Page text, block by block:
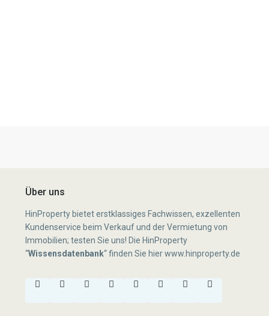
Über uns
HinProperty bietet erstklassiges Fachwissen, exzellenten
Kundenservice beim Verkauf und der Vermietung von
Immobilien; testen Sie uns! Die HinProperty
“Wissensdatenbank“finden Sie hierwww.hinproperty.de